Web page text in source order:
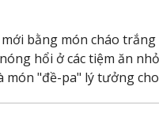
bằng món cháo
hổi ở các tiệm ăn
món "đề-pa" lý tưởng